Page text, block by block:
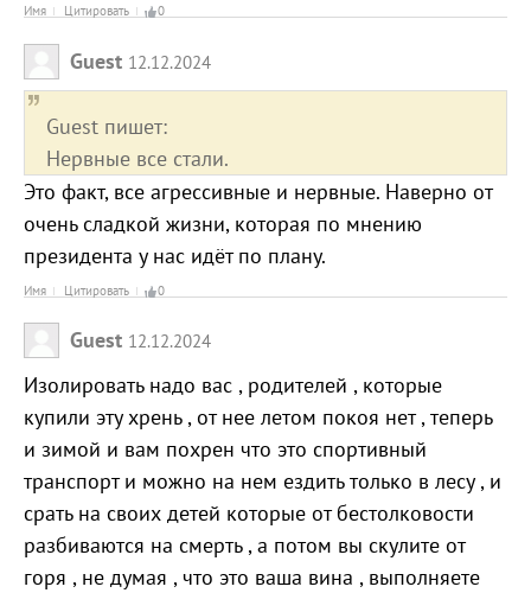
Имя Цитировать 0
Guest 12.12.2024
Guest пишет:
Нервные все стали.
Это факт, все агрессивные и нервные. Наверно от
очень сладкой жизни, которая по мнению
президента у нас идёт по плану.
Имя Цитировать 0
Guest 12.12.2024
Изолировать надо вас , родителей , которые
купили эту хрень , от нее летом покоя нет , теперь
и зимой и вам похрен что это спортивный
транспорт и можно на нем ездить только в лесу , и
срать на своих детей которые от бестолковости
разбиваются на смерть , а потом вы скулите от
горя , не думая , что это ваша вина , выполняете